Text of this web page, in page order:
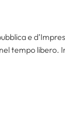
e
tempo libero.